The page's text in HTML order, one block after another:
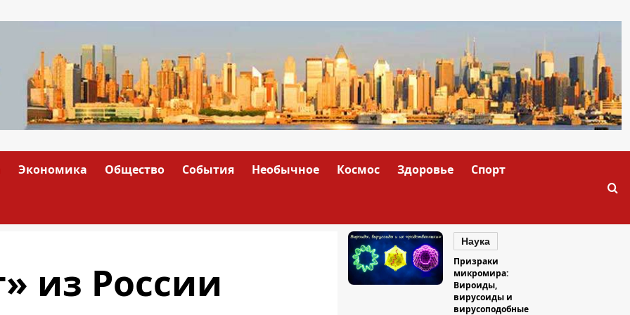
Экономика Общество События Необычное Космос Здоровье Спорт
из России
Наука
Призраки
микромира:
Вироиды,
вирусоиды и
вирусоподобные